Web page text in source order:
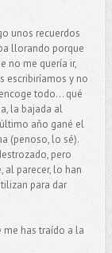
unos recuerdos
llorando porque
no me quería ir,
escribiríamos y no
todo... qué
la bajada al
año gané el
(penoso, lo sé).
pero
al parecer, lo han
para dar
me has traído a la